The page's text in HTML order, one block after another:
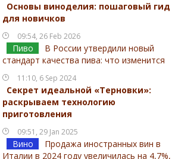
Основы виноделия: пошаговый гид
для новичков
09:54, 26 Feb 2026
Пиво
В России утвердили новый
стандарт качества пива: что изменится
11:10, 6 Sep 2024
Секрет идеальной «Терновки»:
раскрываем технологию
приготовления
09:51, 29 Jan 2025
Вино
Продажа иностранных вин в
Италии в 2024 году увеличилась на 4,7%,